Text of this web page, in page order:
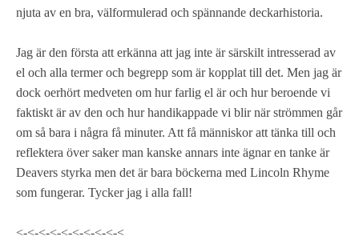
njuta av en bra, välformulerad och spännande deckarhistoria.
Jag är den första att erkänna att jag inte är särskilt intresserad av
el och alla termer och begrepp som är kopplat till det. Men jag är
dock oerhört medveten om hur farlig el är och hur beroende vi
faktiskt är av den och hur handikappade vi blir när strömmen går
om så bara i några få minuter. Att få människor att tänka till och
reflektera över saker man kanske annars inte ägnar en tanke är
Deavers styrka men det är bara böckerna med Lincoln Rhyme
som fungerar. Tycker jag i alla fall!
<-<-<-<-<-<-<-<-<-<